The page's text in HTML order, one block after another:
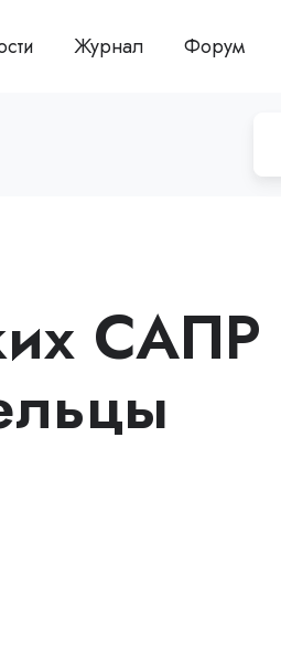
Журнал Форум
САПР